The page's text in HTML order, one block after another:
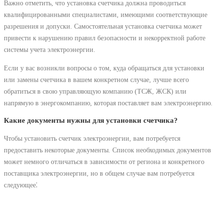
Важно отметить, что установка счетчика должна проводиться
квалифицированными специалистами, имеющими соответствующие
разрешения и допуски. Самостоятельная установка счетчика может
привести к нарушению правил безопасности и некорректной работе
системы учета электроэнергии.
Если у вас возникли вопросы о том, куда обращаться для установки
или замены счетчика в вашем конкретном случае, лучше всего
обратиться в свою управляющую компанию (ТСЖ, ЖСК) или
напрямую в энергокомпанию, которая поставляет вам электроэнергию.
Какие документы нужны для установки счетчика?
Чтобы установить счетчик электроэнергии, вам потребуется
предоставить некоторые документы. Список необходимых документов
может немного отличаться в зависимости от региона и конкретного
поставщика электроэнергии, но в общем случае вам потребуется
следующее⁚